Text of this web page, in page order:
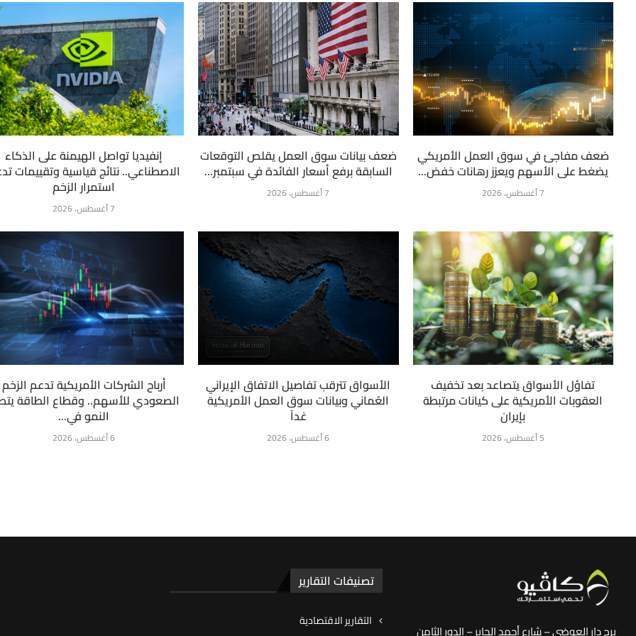
إنفيديا تواصل الهيمنة على الذكاء
الاصطناعي.. نتائج قياسية وتقييمات
استمرار الزخم
7 أغسطس، 2026
ضعف بيانات سوق العمل يقلص التوقعات
السابقة برفع أسعار الفائدة في سبتمبر...
7 أغسطس، 2026
ضعف مفاجئ في سوق العمل الأمريكي
يضغط على الأسهم ويعزز رهانات خفض...
7 أغسطس، 2026
أرباح الشركات الأمريكية تدعم الزخم
الصعودي للأسهم.. وقطاع الطاقة
النمو في...
6 أغسطس، 2026
الأسواق تترقب تفاصيل الاتفاق الإيراني
العُماني وبيانات سوق العمل الأمريكية
غداً
6 أغسطس، 2026
تفاؤل الأسواق يتصاعد بعد تخفيف
العقوبات الأمريكية على كيانات مرتبطة
بإيران
5 أغسطس، 2026
برج دار العوضي – شارع أحمد الجابر – الدور الثامن
تصنيفات التقارير
التقارير الاقتصادية